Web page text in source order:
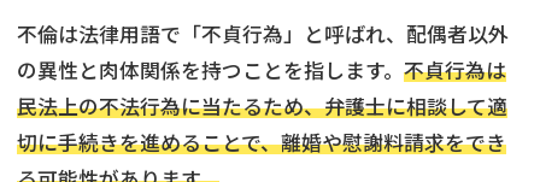
不倫は法律用語で「不貞行為」と呼ばれ、配偶者以外
の異性と肉体関係を持つことを指します。 不貞行為は
民法上の不法行為に当たるため、弁護士に相談して適
切に手続きを進めることで、離婚や慰謝料請求をでき